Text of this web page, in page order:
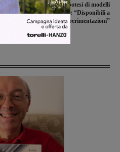
Sei Toscana apre all’ipotesi di modelli
di raccolta alternativi: “Disponibili a
sperimentazioni”